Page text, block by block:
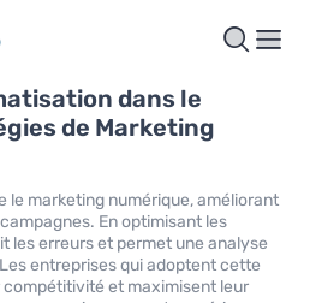
dans le
de Marketing
le marketing numérique, améliorant
En optimisant les
les erreurs et permet une analyse
entreprises qui adoptent cette
et maximisent leur